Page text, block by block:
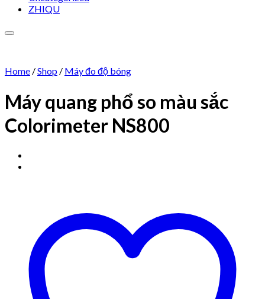
ZHIQU
Add to wishlist
Home /Shop / Máy đo độ bóng
Máy quang phổ so màu sắc
Colorimeter NS800